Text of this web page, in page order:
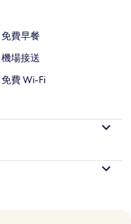
免費早餐
機場接送
免費 Wi-Fi